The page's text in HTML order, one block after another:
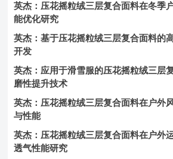
英杰：压花摇粒绒三层复合面料在冬季
能优化研究
英杰：基于压花摇粒绒三层复合面料的
开发
英杰：应用于滑雪服的压花摇粒绒三层
磨性提升技术
英杰：压花摇粒绒三层复合面料在户外
与性能
英杰：压花摇粒绒三层复合面料在户外
透气性能研究